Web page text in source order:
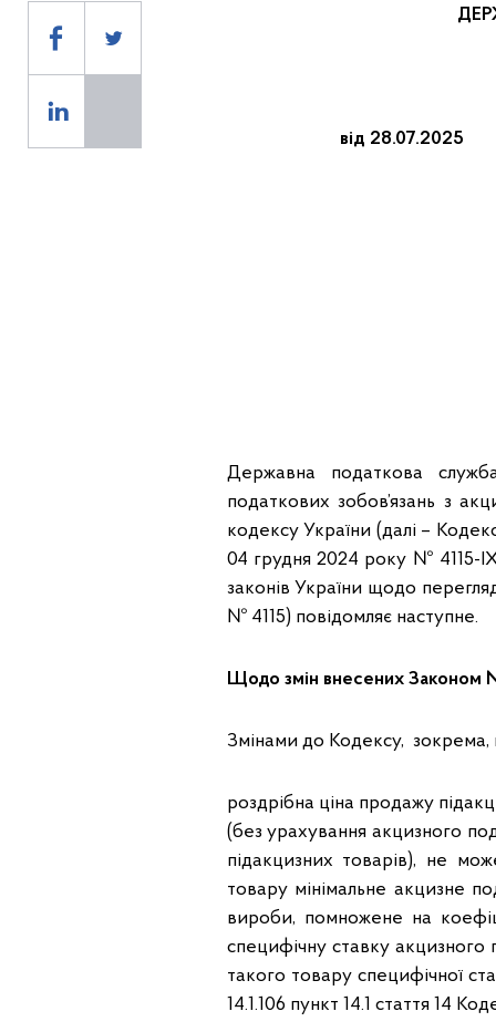
від
Державна податкова
податкових зобов’язань з
кодексу України (далі –
04 грудня 2024 року № 4115-
законів України щодо
№ 4115) повідомляє наступне.
Щодо змін внесених Законом
Змінами до Кодексу,
роздрібна ціна продажу
(без урахування акцизного
підакцизних товарів), не
товару мінімальне акцизне
вироби, помножене на
специфічну ставку
такого товару специфічної
14.1.106 пункт 14.1 стаття 14